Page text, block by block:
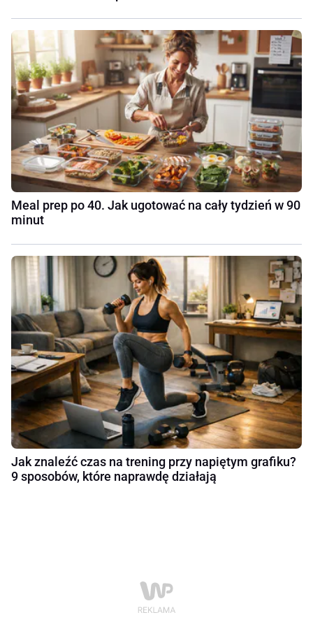
Meal prep po 40. Jak ugotować na cały tydzień w 90
minut
Jak znaleźć czas na trening przy napiętym grafiku?
9 sposobów, które naprawdę działają